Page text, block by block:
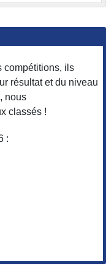
compétitions, ils
résultat et du niveau
nous
classés !
: